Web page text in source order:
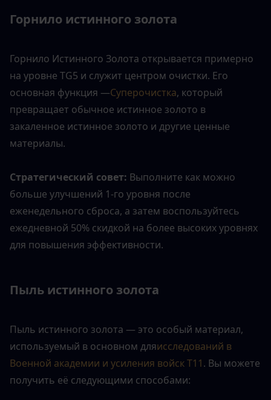
Горнило истинного золота
Горнило Истинного Золота открывается примерно
на уровне TG5 и служит центром очистки. Его
основная функция —Суперочистка, который
превращает обычное истинное золото в
закаленное истинное золото и другие ценные
материалы.
Стратегический совет: Выполните как можно
больше улучшений 1-го уровня после
еженедельного сброса, а затем воспользуйтесь
ежедневной 50% скидкой на более высоких уровнях
для повышения эффективности.
Пыль истинного золота
Пыль истинного золота — это особый материал,
используемый в основном дляисследований в
Военной академии и усиления войск Т11. Вы можете
получить её следующими способами: